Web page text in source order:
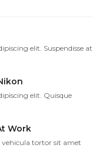
elit. Suspendisse at
elit. Quisque
Work
vehicula tortor sit amet